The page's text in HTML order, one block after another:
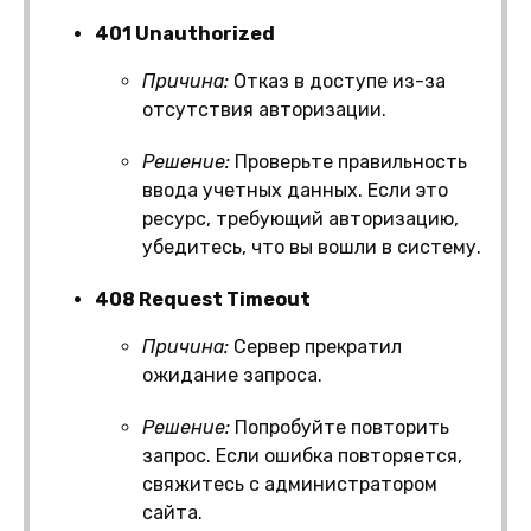
401 Unauthorized
Причина: Отказ в доступе из-за
отсутствия авторизации.
Решение: Проверьте правильность
ввода учетных данных. Если это
ресурс, требующий авторизацию,
убедитесь, что вы вошли в систему.
408 Request Timeout
Причина: Сервер прекратил
ожидание запроса.
Решение: Попробуйте повторить
запрос. Если ошибка повторяется,
свяжитесь с администратором
сайта.